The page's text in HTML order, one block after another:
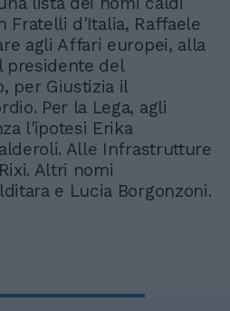
Fratelli d'Italia, Raffaele
agli Affari europei, alla
presidente del
per Giustizia il
Per la Lega, agli
l'ipotesi Erika
Alle Infrastrutture
Altri nomi
e Lucia Borgonzoni.